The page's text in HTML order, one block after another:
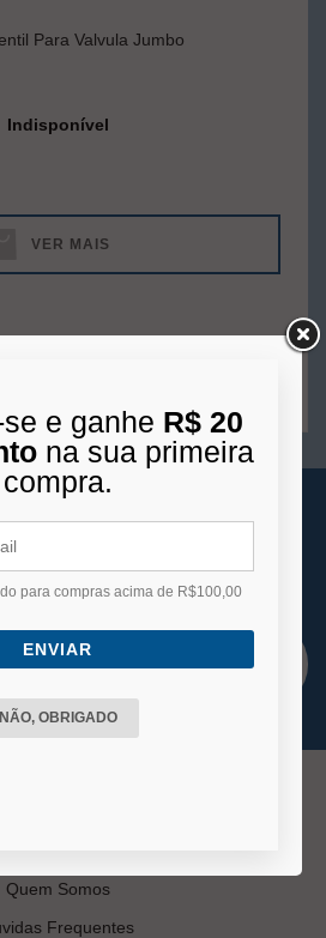
Para Valvula Jumbo
Indisponível
VER MAIS
NOVIDADES
para receber e-mails
Quem Somos
Frequentes
e ganhe R$ 20
na sua primeira
compra.
para compras acima de R$100,00
ENVIAR
NÃO, OBRIGADO